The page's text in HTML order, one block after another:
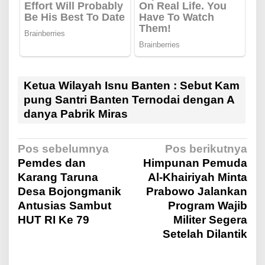
Ketua Wilayah Isnu Banten : Sebut Kam
pung Santri Banten Ternodai dengan A
danya Pabrik Miras
N
a
v
Pos sebelumnya
Pemdes dan
Karang Taruna
Desa Bojongmanik
Antusias Sambut
HUT RI Ke 79
Pos berikutnya
Himpunan Pemuda
Al-Khairiyah Minta
Prabowo Jalankan
Program Wajib
Militer Segera
Setelah Dilantik